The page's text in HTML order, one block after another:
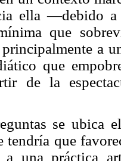
ella —debido
que
a
que
de la
se ubica
tendría que
a una práctica